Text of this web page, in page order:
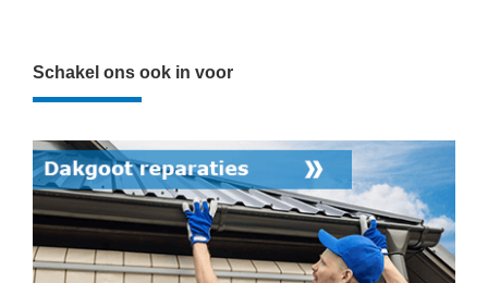
Schakel ons ook in voor